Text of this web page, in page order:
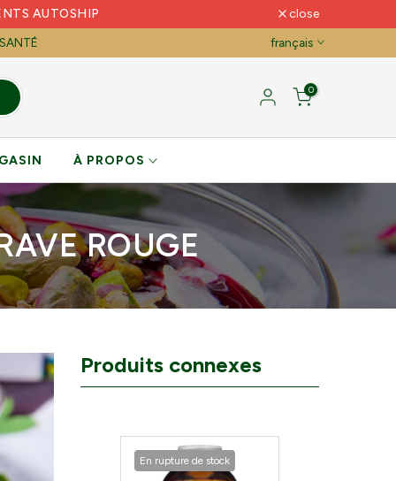
AUTOSHIP close
français
0
À PROPOS
ROUGE
Produits connexes
En rupture de stock